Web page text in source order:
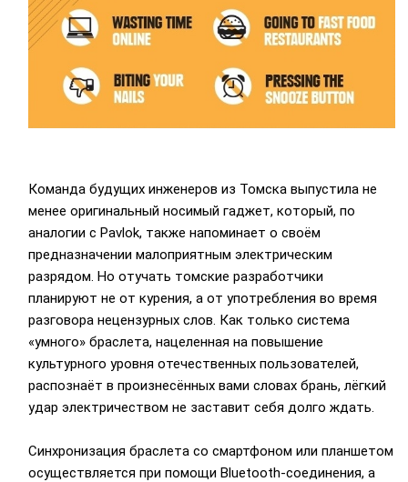
Команда будущих инженеров из Томска выпустила не
менее оригинальный носимый гаджет, который, по
аналогии с Pavlok, также напоминает о своём
предназначении малоприятным электрическим
разрядом. Но отучать томские разработчики
планируют не от курения, а от употребления во время
разговора нецензурных слов. Как только система
«умного» браслета, нацеленная на повышение
культурного уровня отечественных пользователей,
распознаёт в произнесённых вами словах брань, лёгкий
удар электричеством не заставит себя долго ждать.
Синхронизация браслета со смартфоном или планшетом
осуществляется при помощи Bluetooth-соединения, а